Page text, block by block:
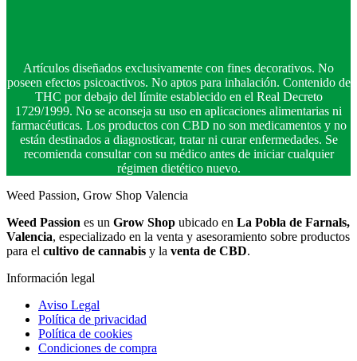
Artículos diseñados exclusivamente con fines decorativos. No
poseen efectos psicoactivos. No aptos para inhalación. Contenido de
THC por debajo del límite establecido en el Real Decreto
1729/1999. No se aconseja su uso en aplicaciones alimentarias ni
farmacéuticas. Los productos con CBD no son medicamentos y no
están destinados a diagnosticar, tratar ni curar enfermedades. Se
recomienda consultar con su médico antes de iniciar cualquier
régimen dietético nuevo.
Weed Passion, Grow Shop Valencia
Weed Passion es un Grow Shop ubicado en La Pobla de Farnals,
Valencia, especializado en la venta y asesoramiento sobre productos
para el cultivo de cannabis y la venta de CBD.
Información legal
Aviso Legal
Política de privacidad
Política de cookies
Condiciones de compra